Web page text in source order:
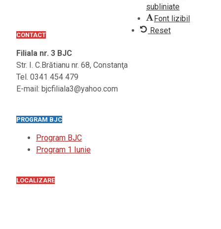
CONTACT
Filiala nr. 3 BJC
Str. I. C.Brătianu nr. 68, Constanţa
Tel. 0341 454 479
E-mail: bjcfiliala3@yahoo.com
PROGRAM BJC
Program BJC
Program 1 Iunie
LOCALIZARE
subliniate
Font lizibil
Reset